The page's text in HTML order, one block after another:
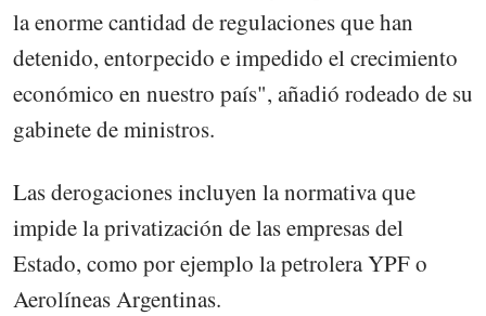
la enorme cantidad de regulaciones que han
detenido, entorpecido e impedido el crecimiento
económico en nuestro país", añadió rodeado de su
gabinete de ministros.
Las derogaciones incluyen la normativa que
impide la privatización de las empresas del
Estado, como por ejemplo la petrolera YPF o
Aerolíneas Argentinas.